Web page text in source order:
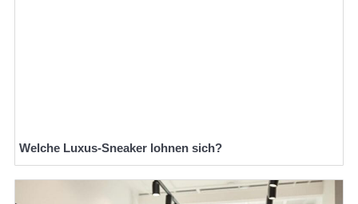
Welche Luxus-Sneaker lohnen sich?